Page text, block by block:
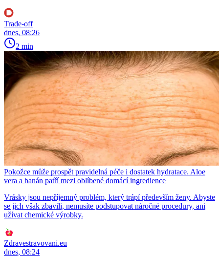
Trade-off
dnes, 08:26
2 min
Pokožce může prospět pravidelná péče i dostatek hydratace. Aloe
vera a banán patří mezi oblíbené domácí ingredience
Vrásky jsou nepříjemný problém, který trápí především ženy. Abyste
se jich však zbavili, nemusíte podstupovat náročné procedury, ani
užívat chemické výrobky.
Zdravestravovani.eu
dnes, 08:24